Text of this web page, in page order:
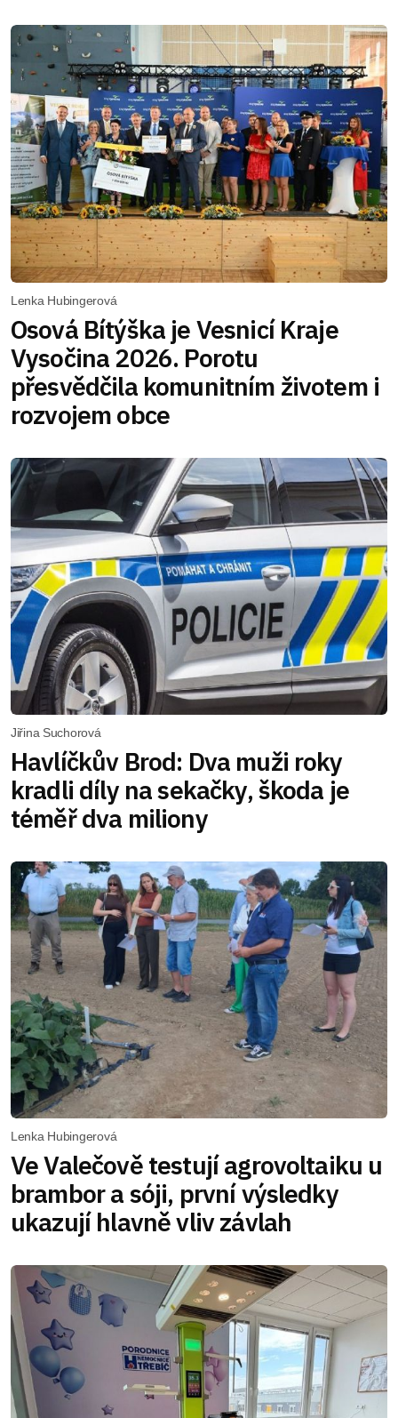
Lenka Hubingerová
Osová Bítýška je Vesnicí Kraje
Vysočina 2026. Porotu
přesvědčila komunitním životem i
rozvojem obce
Jiřina Suchorová
Havlíčkův Brod: Dva muži roky
kradli díly na sekačky, škoda je
téměř dva miliony
Lenka Hubingerová
Ve Valečově testují agrovoltaiku u
brambor a sóji, první výsledky
ukazují hlavně vliv závlah